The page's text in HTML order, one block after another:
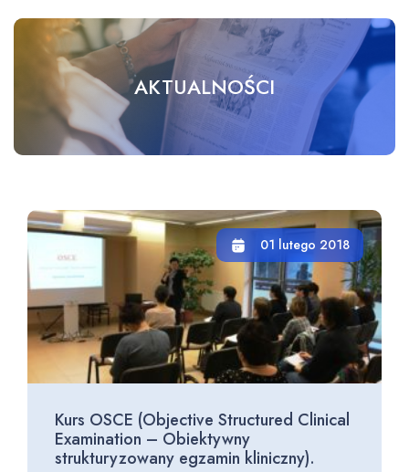
AKTUALNOŚCI
01 lutego 2018
Kurs OSCE (Objective Structured Clinical
Examination – Obiektywny
strukturyzowany egzamin kliniczny).